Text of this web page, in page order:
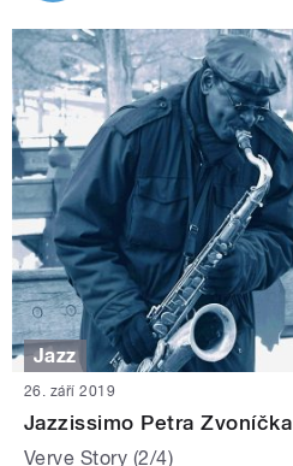
Jazz
26. září 2019
Jazzissimo Petra Zvoníčka
Verve Story (2/4)